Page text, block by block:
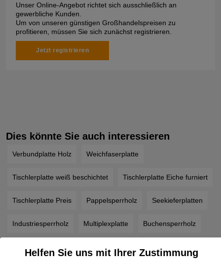
Unser Online-Angebot richtet sich ausschließlich an
gewerbliche Kunden.
Um von unseren günstigen Großhandelspreisen zu
profitieren, müssen Sie sich zunächst registrieren.
Jetzt registrieren
Dies könnte Sie auch interessieren
Verbundplatte Holz Weichfaserplatte
Tischlerplatte weiß beschichtet Tischlerplatte Eiche furniert
Tischlerplatte Preis Pappelsperrholz Seekieferplatten
Industriesperrholz Multiplexplatte Buchensperrholz
Helfen Sie uns mit Ihrer Zustimmung